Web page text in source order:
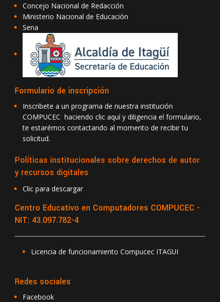
Concejo Nacional de Redacción
Ministerio Nacional de Educación
Sena
Formulario de inscripción
Inscribete a un programa de nuestra institución
COMPUCEC haciendo clic aquí y diligencia el formulario,
te estarémos contactando al momento de recibir tu
solicitud.
Políticas institucionales sobre derechos de autor
y recursos digitales
Clic para descargar
Centro Educativo en Computadores COMPUCEC -
NIT: 43.097.782-4
Licencia de funcionamiento Compucec ITAGUI
Redes sociales
Facebook